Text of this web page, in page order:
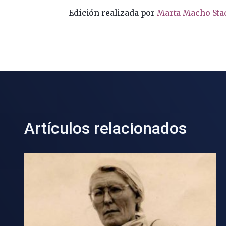
Edición realizada por Marta Macho
Artículos relacionados